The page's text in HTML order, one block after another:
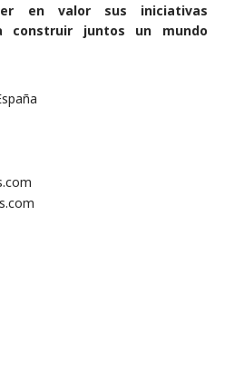
en valor sus iniciativas
construir juntos un mundo